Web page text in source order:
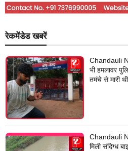
रेकमेंडेड खबरें
Chandauli
भी हमलावर
तमंचे से मारी
Chandauli
मिली संदिग्ध